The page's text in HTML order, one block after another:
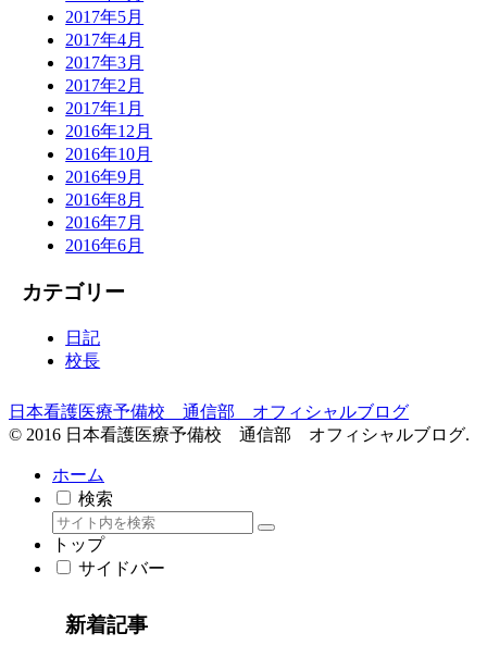
2017年5月
2017年4月
2017年3月
2017年2月
2017年1月
2016年12月
2016年10月
2016年9月
2016年8月
2016年7月
2016年6月
カテゴリー
日記
校長
日本看護医療予備校 通信部 オフィシャルブログ
© 2016 日本看護医療予備校 通信部 オフィシャルブログ.
ホーム
検索
トップ
サイドバー
新着記事